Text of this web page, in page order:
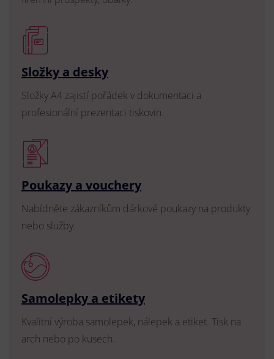
Složky a desky
Složky A4 zajistí pořádek v dokumentaci a
profesionální prezentaci tiskovin.
Poukazy a vouchery
Nabídněte zákazníkům dárkové poukazy na produkty
nebo služby.
Samolepky a etikety
Kvalitní výroba samolepek, nálepek a etiket. Tisk na
arch nebo po kusech.